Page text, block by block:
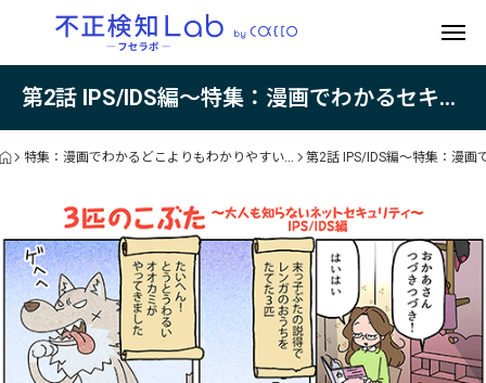
第2話 IPS/IDS編〜特集：漫画でわかるセキュリティ入門〜
特集：漫画でわかるどこよりもわかりやすいWebセキュリティ入門 第2話 IPS/IDS編〜特集：漫画